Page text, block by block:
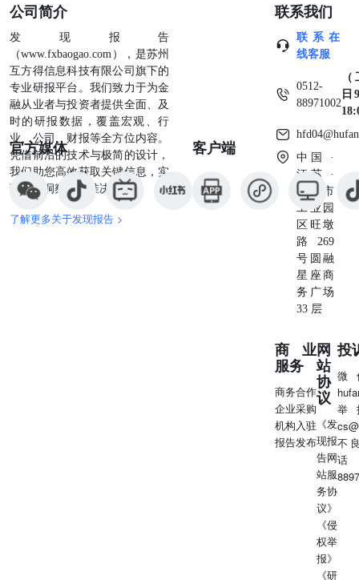
公司简介
发现报告
（www.fxbaogao.com），是苏州
互方得信息科技有限公司旗下的
专业研报平台。我们致力于为金
融从业者与投资者提供全面、及
时的研报数据，覆盖宏观、行
业、公司、财报等全方位内容。
凭借前沿的技术与极简的设计，
我们助您高效获取关键信息，实
现深度洞察与精准决策。
了解更多关于发现报告 >
官方媒体 客户端
联系我们
联系在
线客服
0512-
88971002
日
中国 ·
江苏 ·
苏州市
工业园
区旺墩
路269
号圆融
星座商
务广场
33 层
商业
服务
商务合作
企业采购
机构入驻
报告发布
网
站
协
议
《发
现报
告网
站服
务协
议》
《侵
权举
报》
《研
投
微
举
不